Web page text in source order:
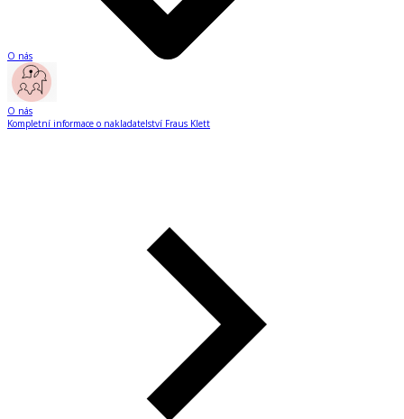
O nás
O nás
Kompletní informace o nakladatelství Fraus Klett